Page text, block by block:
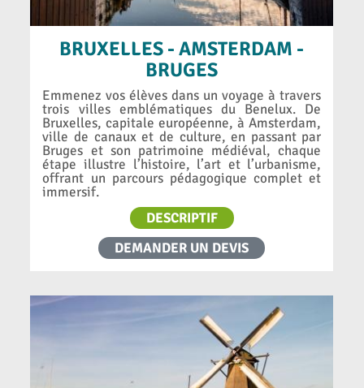
BRUXELLES - AMSTERDAM -
BRUGES
Emmenez vos élèves dans un voyage à travers
trois villes emblématiques du Benelux. De
Bruxelles, capitale européenne, à Amsterdam,
ville de canaux et de culture, en passant par
Bruges et son patrimoine médiéval, chaque
étape illustre l’histoire, l’art et l’urbanisme,
offrant un parcours pédagogique complet et
immersif.
DESCRIPTIF
DEMANDER UN DEVIS